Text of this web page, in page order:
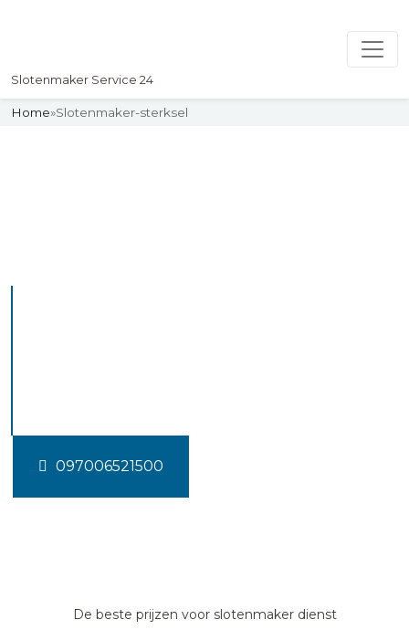
Slotenmaker Service 24
Home»Slotenmaker-sterksel
097006521500
De beste prijzen voor slotenmaker dienst